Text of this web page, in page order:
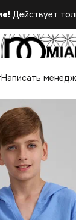
Действует
Написать